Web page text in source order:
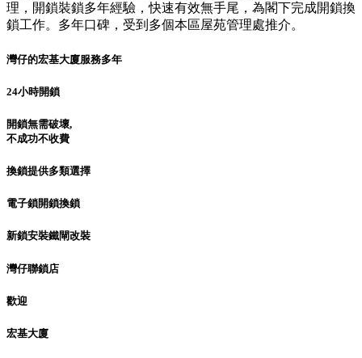
理，開鎖裝鎖多年經驗，快速有效無手尾，為閣下完成開鎖換
鎖工作。多年口碑，受到多個本區屋苑管理處推介。
灣仔的宏基大廈服務多年
24小時開鎖
開鎖無需破壞,
不成功不收費
換鎖提供多類選擇
電子鎖開鎖換鎖
新鎖安裝鐵閘改裝
灣仔聯鎖店
歡迎
宏基大廈